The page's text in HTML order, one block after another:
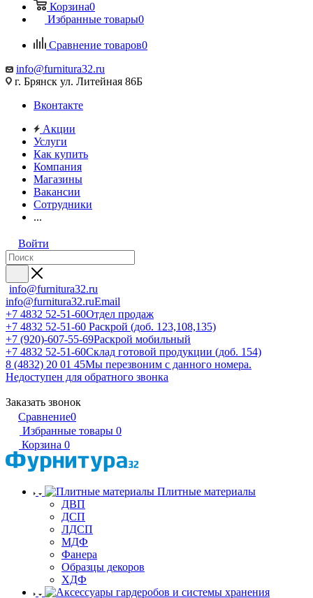
Корзина0
Избранные товары0
Сравнение товаров0
info@furnitura32.ru
г. Брянск ул. Литейная 86Б
Вконтакте
Акции
Услуги
Как купить
Компания
Магазины
Вакансии
Сотрудники
...
Войти
info@furnitura32.ru
info@furnitura32.ruEmail
+7 4832 52-51-60Отдел продаж
+7 4832 52-51-60 Раскрой (доб. 123,108,135)
+7 (920)-607-55-69Раскрой мобильный
+7 4832 52-51-60Склад готовой продукции (доб. 154)
8 (4832) 20 01 45Мы перезвоним с данного номера.
Недоступен для обратного звонка
Заказать звонок
Сравнение0
Избранные товары 0
Корзина 0
Плитные материалы
ДВП
ДСП
ЛДСП
МДФ
Фанера
Образцы декоров
ХДФ